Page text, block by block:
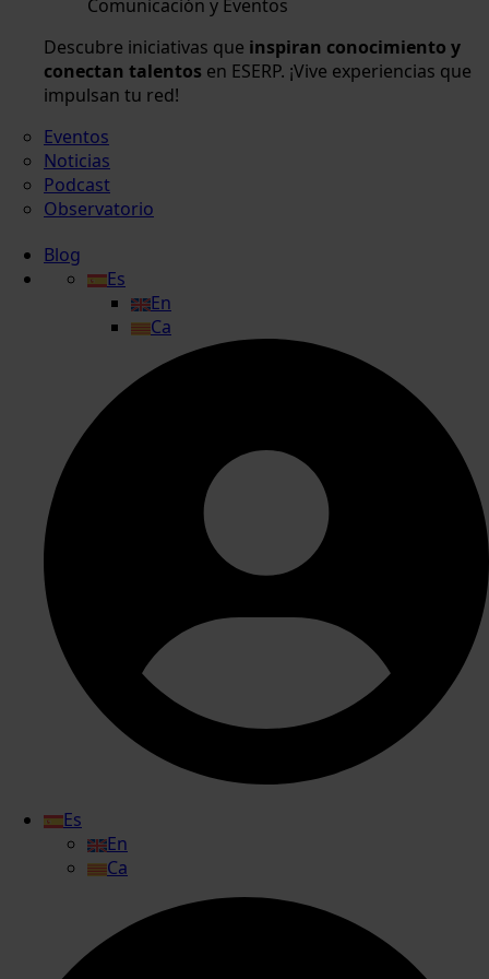
Comunicación y Eventos
Descubre iniciativas que inspiran conocimiento y
conectan talentos en ESERP. ¡Vive experiencias que
impulsan tu red!
Eventos
Noticias
Podcast
Observatorio
Blog
Es
En
Ca
Es
En
Ca